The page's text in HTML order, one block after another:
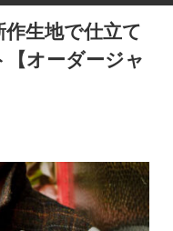
生地で仕立て
オーダージャ